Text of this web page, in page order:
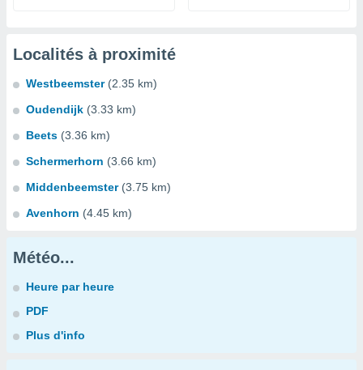
Localités à proximité
Westbeemster (2.35 km)
Oudendijk (3.33 km)
Beets (3.36 km)
Schermerhorn (3.66 km)
Middenbeemster (3.75 km)
Avenhorn (4.45 km)
Météo...
Heure par heure
PDF
Plus d'info